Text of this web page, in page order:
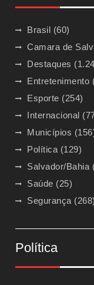
Brasil (60)
Camara de
Destaques
Entretenimento
Esporte (254)
Internacional
Municípios
Política (129)
Salvador/Bahia
Saúde (25)
Segurança (268)
Política